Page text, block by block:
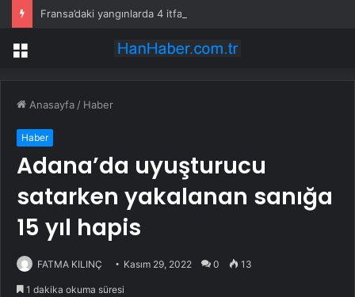
Fransa’daki yangınlarda 4 itfaiye eri hayatını kaybetti
Menü
Anasayfa / Haber
Haber
Adana’da uyuşturucu
satarken yakalanan sanığa
15 yıl hapis
FATMA KILINÇ Kasım 29, 2022 0 13
1 dakika okuma süresi